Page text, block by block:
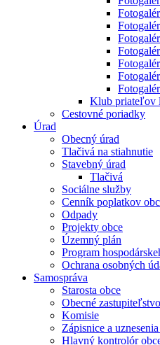
Klub priateľov
Cestovné poriadky
Úrad
Obecný úrad
Tlačivá na stiahnutie
Stavebný úrad
Tlačivá
Sociálne služby
Cenník poplatkov
Odpady
Projekty obce
Územný plán
Program
Ochrana osobných
Samospráva
Starosta obce
Obecné zastupiteľstvo
Komisie
Zápisnice a
Hlavný kontrolór